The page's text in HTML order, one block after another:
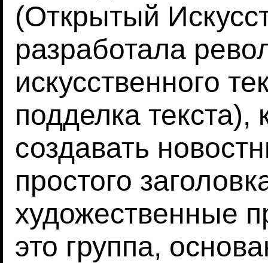
(Открытый
разработала
искусственного
подделка
создавать
простого
художественные
это группа,